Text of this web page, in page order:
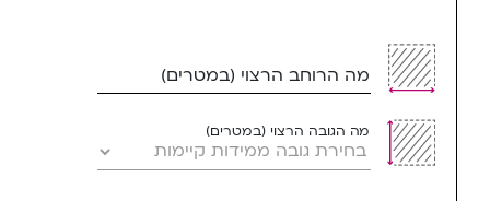
מה הרוחב הרצוי (במטרים)
מה הגובה הרצוי (במטרים)